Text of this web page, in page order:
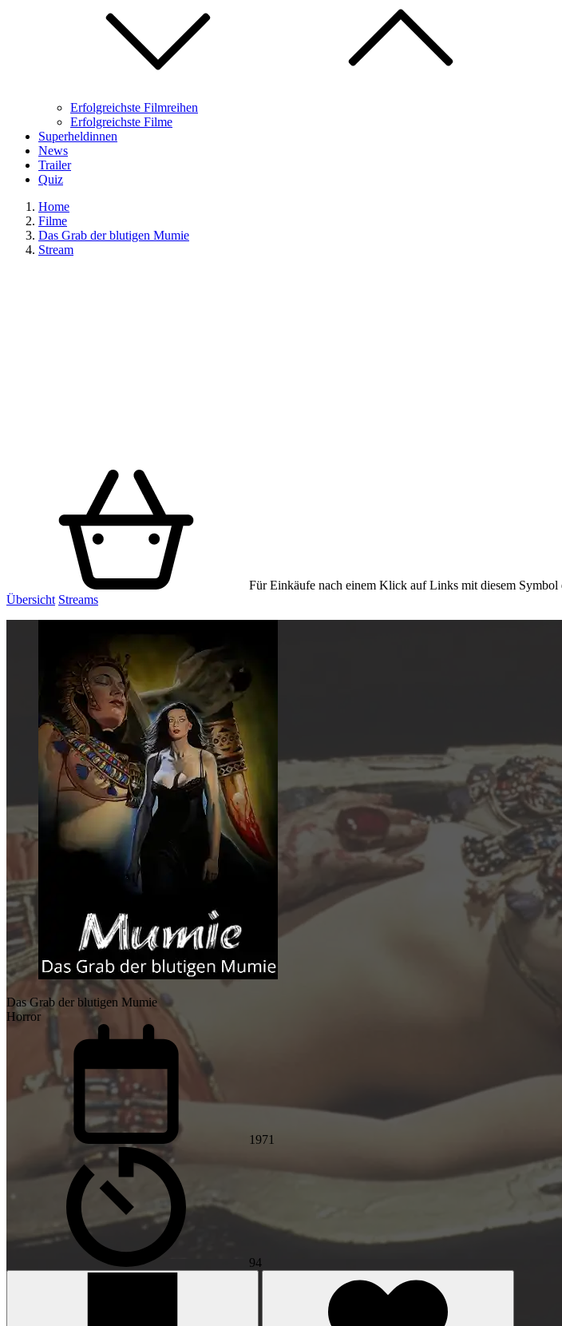
Erfolgreichste Filmreihen
Erfolgreichste Filme
Superheldinnen
News
Trailer
Quiz
Home
Filme
Das Grab der blutigen Mumie
Stream
Für Einkäufe nach einem Klick auf Links mit diesem Symbol
Übersicht Streams
Das Grab der blutigen Mumie
Horror
1971
94